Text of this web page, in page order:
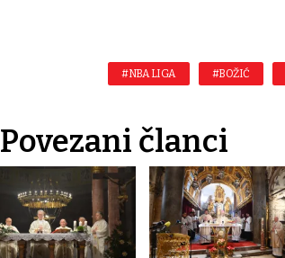
#NBA LIGA #BOŽIĆ
Povezani članci